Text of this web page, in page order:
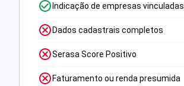
Indicação de empresas vinculadas
Dados cadastrais completos
Serasa Score Positivo
Faturamento ou renda presumida